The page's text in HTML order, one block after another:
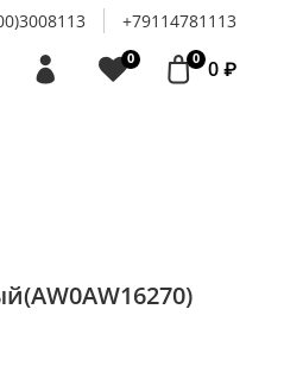
+79114781113
0 0 0 ₽